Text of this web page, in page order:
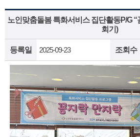
노인맞춤돌봄 특화서비스 집단활동P/G
회기)
등록일 2025-09-23 조회수